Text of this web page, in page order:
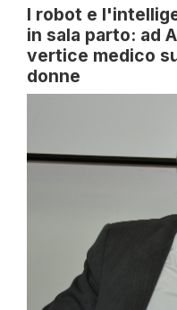
I robot e
in sala parto: ad
vertice medico
donne